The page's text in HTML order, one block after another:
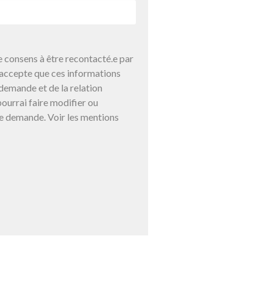
à être recontacté.e par
que ces informations
et de la relation
faire modifier ou
Voir les mentions